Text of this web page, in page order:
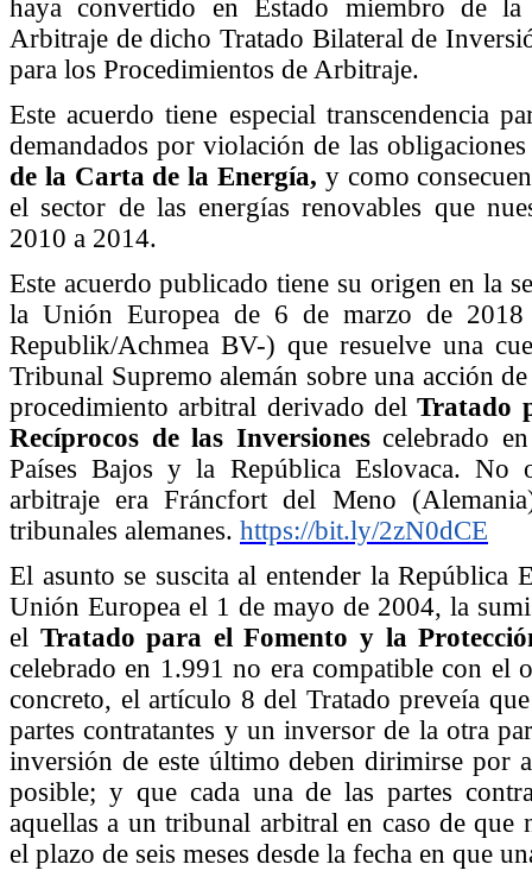
haya convertido en Estado miembro de
Arbitraje de dicho Tratado Bilateral de
para los Procedimientos de Arbitraje.
Este acuerdo tiene especial transcendencia
demandados por violación de las
de la Carta de la Energía, y como
el sector de las energías renovables que
2010 a 2014.
Este acuerdo publicado tiene su origen en la
la Unión Europea de 6 de marzo de 2018
Republik/Achmea BV-) que resuelve una
Tribunal Supremo alemán sobre una acción
procedimiento arbitral derivado delTratado
Recíprocos de las Inversiones celebrado
Países Bajos y la República Eslovaca. No
arbitraje era Fráncfort del Meno
tribunales alemanes. https://bit.ly/2zN0dCE
El asunto se suscita al entender la República
Unión Europea el 1 de mayo de 2004, la
el Tratado para el Fomento y la
celebrado en 1.991 no era compatible con el
concreto, el artículo 8 del Tratado preveía
partes contratantes y un inversor de la otra
inversión de este último deben dirimirse por
posible; y que cada una de las partes
aquellas a un tribunal arbitral en caso de que
el plazo de seis meses desde la fecha en que